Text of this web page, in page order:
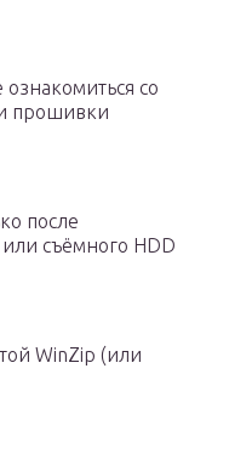
со
прошивки
после
съёмного HDD
WinZip (или